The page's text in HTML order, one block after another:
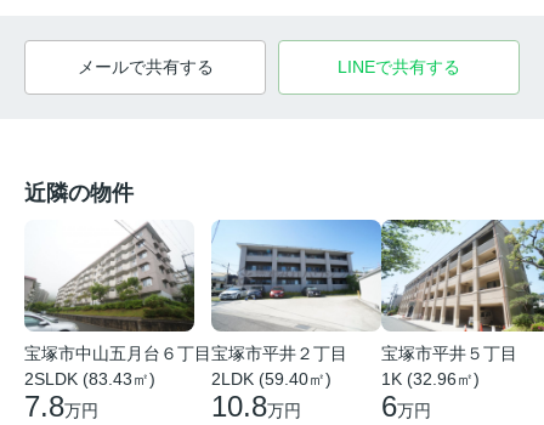
メールで共有する LINEで共有する
近隣の物件
宝塚市中山五月台６丁目
2SLDK (83.43㎡)
7.8万円
宝塚市平井２丁目
2LDK (59.40㎡)
10.8万円
宝塚市平井５丁目
1K (32.96㎡)
6万円